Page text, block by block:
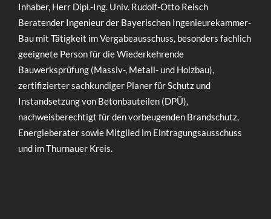
Inhaber, Herr Dipl.-Ing. Univ. Rudolf-Otto Reisch
Beratender Ingenieur der Bayerischen Ingenieurekammer-
Bau mit Tätigkeit im Vergabeausschuss, besonders fachlich
geeignete Person für die Wiederkehrende
Bauwerksprüfung (Massiv-, Metall- und Holzbau),
zertifizierter sachkundiger Planer für Schutz und
Instandsetzung von Betonbauteilen (DPÜ),
nachweisberechtigt für den vorbeugenden Brandschutz,
Energieberater sowie Mitglied im Eintragungsausschuss
und im Thurnauer Kreis.